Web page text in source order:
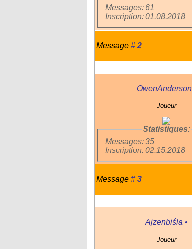
Messages: 61
Inscription: 01.08.2018
Message # 2
OwenAnderson
Joueur
Statistiques:
Messages: 35
Inscription: 02.15.2018
Message # 3
Ajzenbiśla •
Joueur